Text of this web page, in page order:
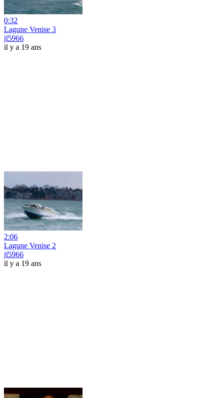
0:32
Lagune Venise 3
jl5966
il y a 19 ans
2:06
Lagune Venise 2
jl5966
il y a 19 ans